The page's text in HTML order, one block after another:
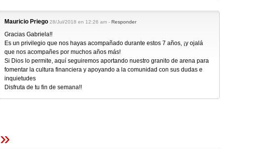
Mauricio Priego 28/Jul/2018 en 12:26 am - Responder
Gracias Gabriela!!
Es un privilegio que nos hayas acompañado durante estos 7 años, ¡y ojalá
que nos acompañes por muchos años más!
Si Dios lo permite, aquí seguiremos aportando nuestro granito de arena para
fomentar la cultura financiera y apoyando a la comunidad con sus dudas e
inquietudes
Disfruta de tu fin de semana!!
»